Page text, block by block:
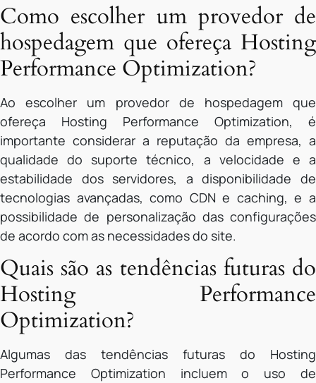
Como escolher um provedor de
hospedagem que ofereça Hosting
Performance Optimization?
Ao escolher um provedor de hospedagem que
ofereça Hosting Performance Optimization, é
importante considerar a reputação da empresa, a
qualidade do suporte técnico, a velocidade e a
estabilidade dos servidores, a disponibilidade de
tecnologias avançadas, como CDN e caching, e a
possibilidade de personalização das configurações
de acordo com as necessidades do site.
Quais são as tendências futuras do
Hosting Performance
Optimization?
Algumas das tendências futuras do Hosting
Performance Optimization incluem o uso de